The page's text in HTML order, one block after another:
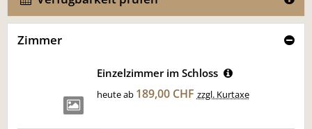
Zimmer
Einzelzimmer im Schloss
heute ab 189,00 CHF zzgl. Kurtaxe